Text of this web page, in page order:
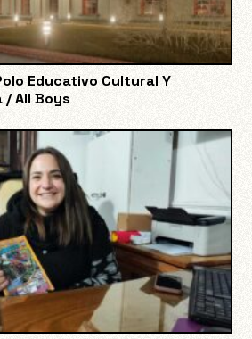
Educativo Cultural Y
/ All Boys